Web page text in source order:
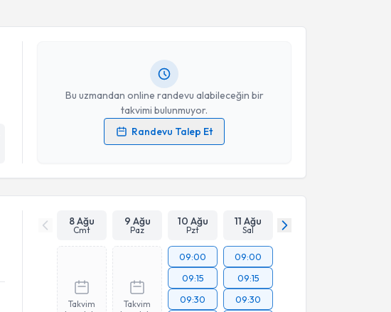
Bu uzmandan online randevu alabileceğin bir
takvimi bulunmuyor.
Randevu Talep Et
Kişisel verilerimin işlenmesine ilişkinAydınlatma Metni
işlenmesini kabul ediyorum.
Takvim Talebini Gönder
8 Ağu
Cmt
9 Ağu
Paz
10 Ağu
Pzt
11 Ağu
Sal
Takvim
Takvim
09:00
09:15
09:30
09:00
09:15
09:30